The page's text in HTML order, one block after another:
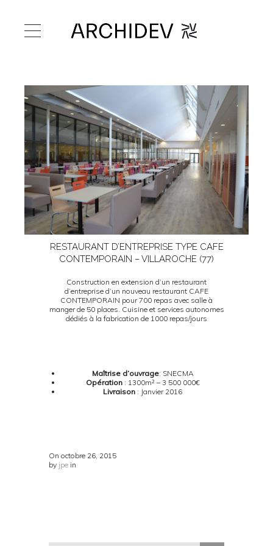
RESTAURANT D’ENTREPRISE TYPE CAFE
CONTEMPORAIN – VILLAROCHE (77)
Construction en extension d’un restaurant
d’entreprise d’un nouveau restaurant CAFE
CONTEMPORAIN pour 700 repas avec salle à
manger de 50 places. Cuisine et services autonomes
dédiés à la fabrication de 1000 repas/jours
Maîtrise d’ouvrage: SNECMA
Opération : 1300m² – 3 500 000€
Livraison : Janvier 2016
On octobre 26, 2015
by jpe in